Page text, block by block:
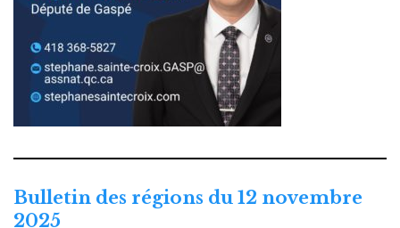
Bulletin des régions du 12 novembre
2025